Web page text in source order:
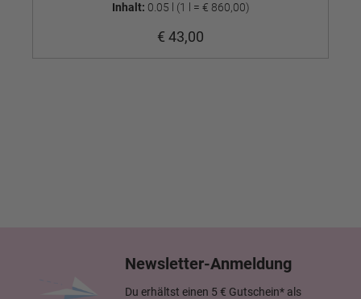
Inhalt: 0.05 l (1 l = € 860,00)
€ 43,00
Newsletter-Anmeldung
Du erhältst einen 5 € Gutschein* als